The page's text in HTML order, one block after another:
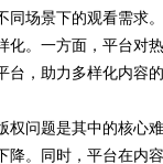
同场景下的观看需求。
。一方面，平台对
，助力多样化内容
问题是其中的核心
。同时，平台在内